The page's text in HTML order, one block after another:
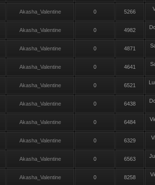
Akasha_Valentine 0 5266
Akasha_Valentine 0 4982
Akasha_Valentine 0 4871
Akasha_Valentine 0 4641
Akasha_Valentine 0 6521
Akasha_Valentine 0 6438
Akasha_Valentine 0 6484
Akasha_Valentine 0 6329
Akasha_Valentine 0 6563
Akasha_Valentine 0 8258